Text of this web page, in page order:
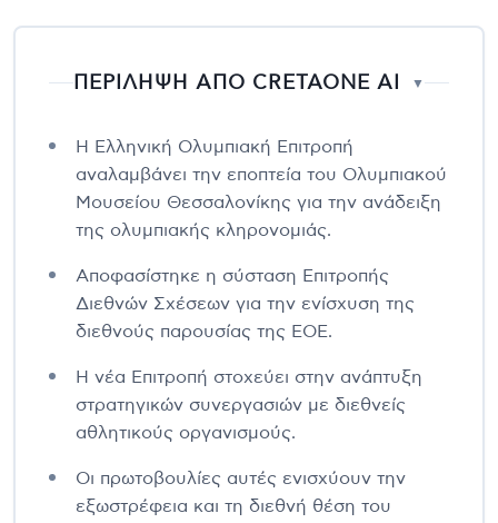
ΠΕΡΙΛΗΨΗ ΑΠΟ CRETAONE AI ▼
Η Ελληνική Ολυμπιακή Επιτροπή
αναλαμβάνει την εποπτεία του Ολυμπιακού
Μουσείου Θεσσαλονίκης για την ανάδειξη
της ολυμπιακής κληρονομιάς.
Αποφασίστηκε η σύσταση Επιτροπής
Διεθνών Σχέσεων για την ενίσχυση της
διεθνούς παρουσίας της ΕΟΕ.
Η νέα Επιτροπή στοχεύει στην ανάπτυξη
στρατηγικών συνεργασιών με διεθνείς
αθλητικούς οργανισμούς.
Οι πρωτοβουλίες αυτές ενισχύουν την
εξωστρέφεια και τη διεθνή θέση του